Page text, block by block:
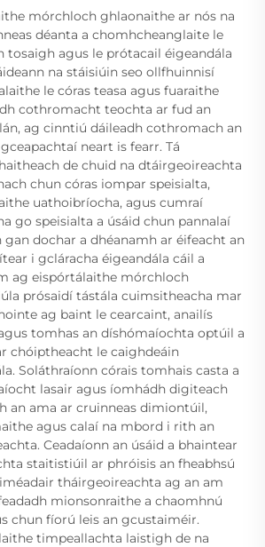
mórchloch ghlaonaithe ar nós na
déanta a chomhcheanglaite le
tosaigh agus le prótacail éigeandála
na stáisiúin seo ollfhuinnisí
le córas teasa agus fuaraithe
cothromacht teochta ar fud an
ag cinntiú dáileadh cothromach an
neart is fearr. Tá
de chuid na dtáirgeoireachta
chun córas iompar speisialta,
uathoibríocha, agus cumraí
go speisialta a úsáid chun pannalaí
dochar a dhéanamh ar éifeacht an
i gcláracha éigeandála cáil a
ag eispórtálaithe mórchloch
prósaidí tástála cuimsitheacha mar
ag baint le cearcaint, anailís
tomhas an díshómaíochta optúil a
chóiptheacht le caighdeáin
Soláthraíonn córais tomhais casta a
lasair agus íomhádh digiteach
an ama ar cruinneas dimiontúil,
agus calaí na mbord i rith an
Ceadaíonn an úsáid a bhaintear
staitistiúil ar phróisis an fheabhsú
tháirgeoireachta ag an am
mionsonraithe a chaomhnú
chun fíorú leis an gcustaiméir.
timpeallachta laistigh de na